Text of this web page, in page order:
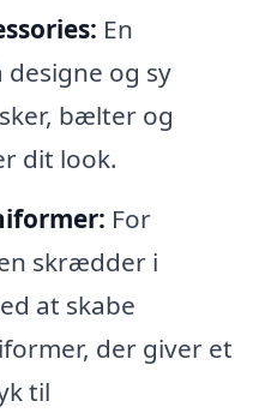
En
og sy
bælter og
dit look.
For
skrædder i
at skabe
der giver et
til